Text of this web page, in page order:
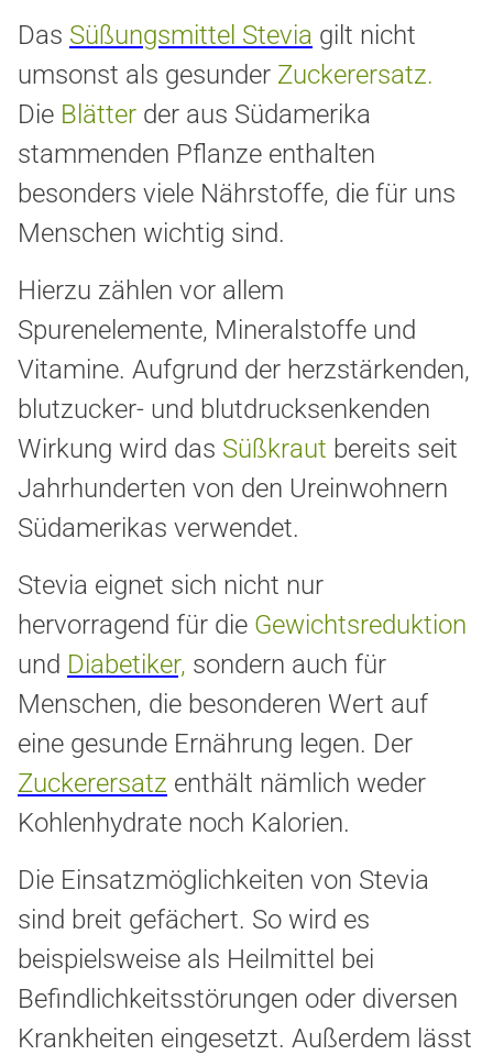
Das Süßungsmittel Stevia gilt nicht
umsonst als gesunder Zuckerersatz.
Die Blätter der aus Südamerika
stammenden Pflanze enthalten
besonders viele Nährstoffe, die für uns
Menschen wichtig sind.
Hierzu zählen vor allem
Spurenelemente, Mineralstoffe und
Vitamine. Aufgrund der herzstärkenden,
blutzucker- und blutdrucksenkenden
Wirkung wird das Süßkraut bereits seit
Jahrhunderten von den Ureinwohnern
Südamerikas verwendet.
Stevia eignet sich nicht nur
hervorragend für die Gewichtsreduktion
und Diabetiker, sondern auch für
Menschen, die besonderen Wert auf
eine gesunde Ernährung legen. Der
Zuckerersatz enthält nämlich weder
Kohlenhydrate noch Kalorien.
Die Einsatzmöglichkeiten von Stevia
sind breit gefächert. So wird es
beispielsweise als Heilmittel bei
Befindlichkeitsstörungen oder diversen
Krankheiten eingesetzt. Außerdem lässt